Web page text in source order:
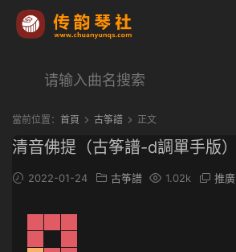
當前位置： 首頁 古筝譜 正文
清音佛提（古筝譜-d調單手版）
2022-01-24 古筝譜 1.02k 推廣